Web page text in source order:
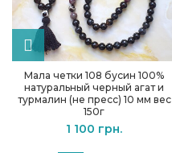
Мала четки 108 бусин 100%
натуральный черный агат и
турмалин (не пресс) 10 мм вес
150г
1 100 грн.